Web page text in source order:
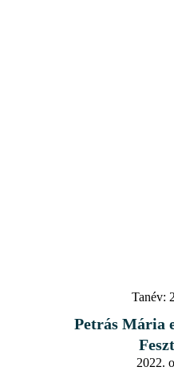
Tanév:
Petrás Mária
2022.